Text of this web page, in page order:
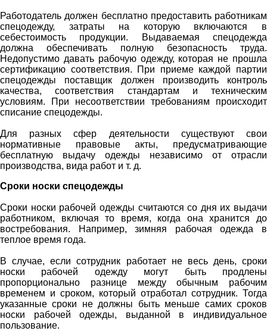
Работодатель должен бесплатно предоставить работникам
спецодежду, затраты на которую включаются в
себестоимость продукции. Выдаваемая спецодежда
должна обеспечивать полную безопасность труда.
Недопустимо давать рабочую одежду, которая не прошла
сертификацию соответствия. При приеме каждой партии
спецодежды поставщик должен производить контроль
качества, соответствия стандартам и техническим
условиям. При несоответствии требованиям происходит
списание спецодежды.
Для разных сфер деятельности существуют свои
нормативные правовые акты, предусматривающие
бесплатную выдачу одежды независимо от отрасли
производства, вида работ и т. д.
Сроки носки спецодежды
Сроки носки рабочей одежды считаются со дня их выдачи
работником, включая то время, когда она хранится до
востребования. Например, зимняя рабочая одежда в
теплое время года.
В случае, если сотрудник работает не весь день, сроки
носки рабочей одежду могут быть продлены
пропорционально разнице между обычным рабочим
временем и сроком, который отработал сотрудник. Тогда
указанные сроки не должны быть меньше самих сроков
носки рабочей одежды, выданной в индивидуальное
пользование.